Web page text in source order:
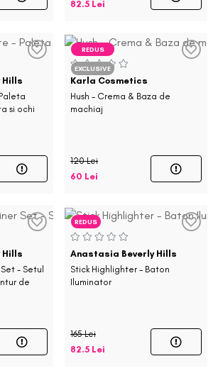
82.5 Lei
Hills
si ochi
REDUS
EXCLUSIVE
Karla Cosmetics
Hush - Crema & Baza de
machiaj
120 Lei
60 Lei
Hills
- Setul
de
REDUS
Anastasia Beverly Hills
Stick Highlighter - Baton
Iluminator
165 Lei
82.5 Lei